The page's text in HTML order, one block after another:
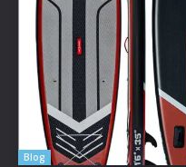
Blog